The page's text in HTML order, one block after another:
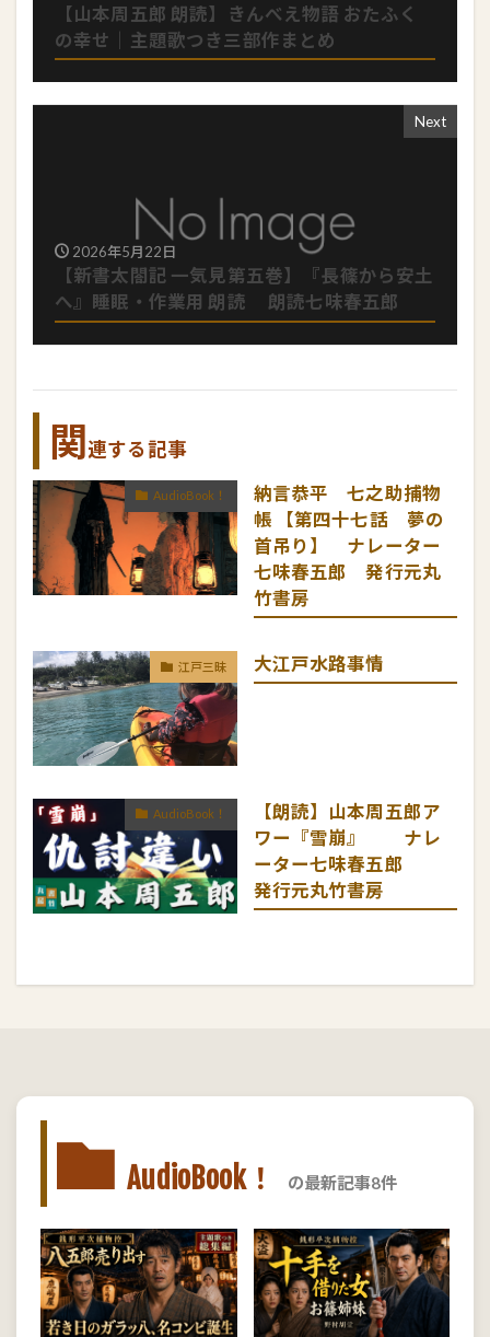
【山本周五郎 朗読】きんべえ物語 おたふく
の幸せ｜主題歌つき三部作まとめ
Next
2026年5月22日
【新書太閤記 一気見第五巻】『長篠から安土
へ』睡眠・作業用 朗読 朗読七味春五郎
関連する記事
AudioBook！
納言恭平 七之助捕物
帳 【第四十七話 夢の
首吊り】 ナレーター
七味春五郎 発行元丸
竹書房
江戸三昧 大江戸水路事情
AudioBook！
【朗読】山本周五郎ア
ワー『雪崩』 ナレ
ーター七味春五郎
発行元丸竹書房
AudioBook！ の最新記事8件